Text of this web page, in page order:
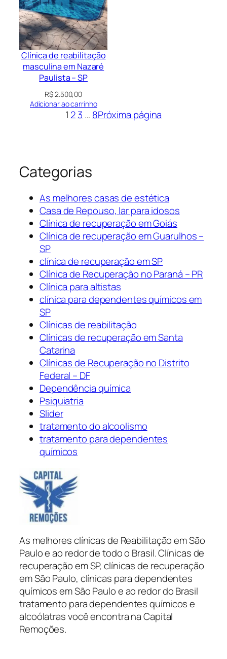
Clínica de reabilitação
masculina em Nazaré
Paulista – SP
R$2.500,00
Adicionar ao carrinho
1 23 … 8Próxima página
Categorias
As melhores casas de estética
Casa de Repouso, lar para idosos
Clínica de recuperação em Goiás
Clínica de recuperação em Guarulhos –
SP
clínica de recuperação em SP
Clínica de Recuperação no Paraná – PR
Clínica para altistas
clínica para dependentes químicos em
SP
Clínicas de reabilitação
Clínicas de recuperação em Santa
Catarina
Clínicas de Recuperação no Distrito
Federal – DF
Dependência química
Psiquiatria
Slider
tratamento do alcoolismo
tratamento para dependentes
químicos
As melhores clínicas de Reabilitação em São
Paulo e ao redor de todo o Brasil. Clínicas de
recuperação em SP, clínicas de recuperação
em São Paulo, clínicas para dependentes
químicos em São Paulo e ao redor do Brasil
tratamento para dependentes químicos e
alcoólatras você encontra na Capital
Remoções.